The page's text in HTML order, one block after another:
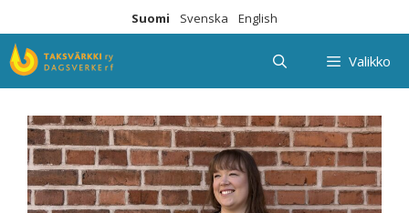
sisältöön
Suomi Svenska English
Valikko